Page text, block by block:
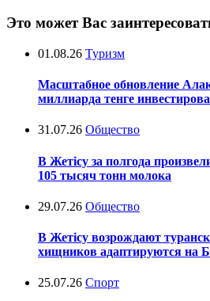
Это может Вас
01.08.26 Туризм
Масштабное обновление
миллиарда тенге
31.07.26 Общество
В Жетісу за полгода
105 тысяч тонн молока
29.07.26 Общество
В Жетісу возрождают
хищников адаптируются на
25.07.26 Спорт